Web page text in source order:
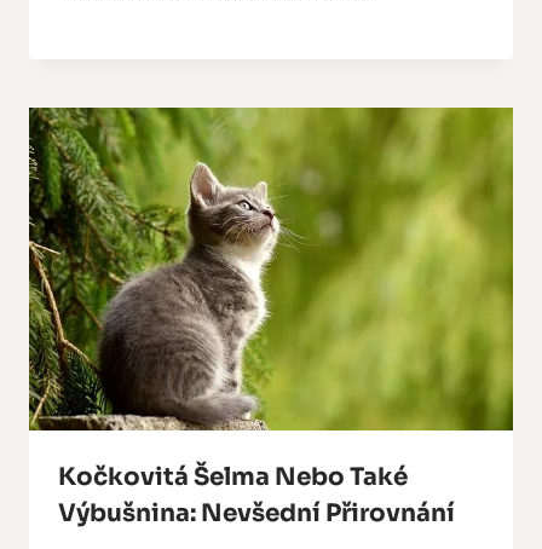
Kočkovitá Šelma Nebo Také
Výbušnina: Nevšední Přirovnání